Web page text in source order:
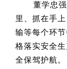
董学忠
里、抓在手
输等每个环
格落实安全
全保驾护航。